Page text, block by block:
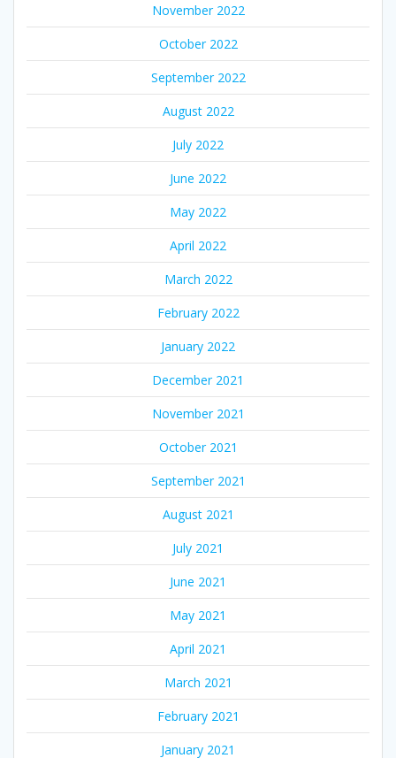
November 2022
October 2022
September 2022
August 2022
July 2022
June 2022
May 2022
April 2022
March 2022
February 2022
January 2022
December 2021
November 2021
October 2021
September 2021
August 2021
July 2021
June 2021
May 2021
April 2021
March 2021
February 2021
January 2021